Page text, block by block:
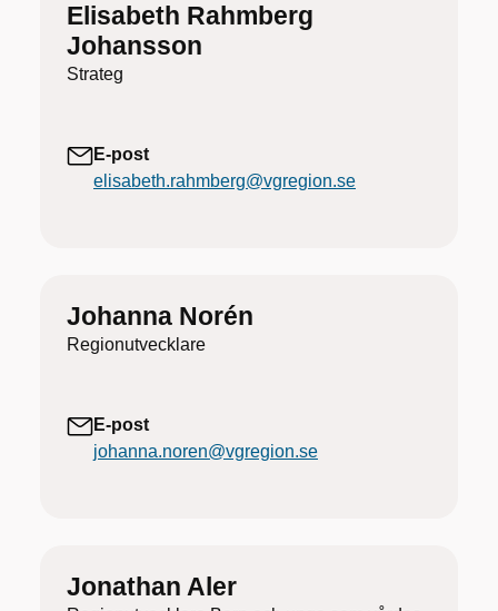
Elisabeth Rahmberg
Johansson
Strateg
E-post
elisabeth.rahmberg@vgregion.se
Johanna Norén
Regionutvecklare
E-post
johanna.noren@vgregion.se
Jonathan Aler